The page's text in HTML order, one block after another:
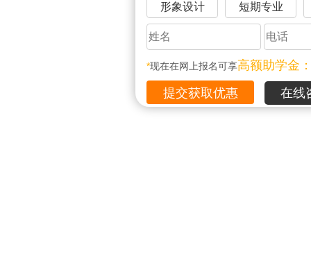
形象设计 短期专业
*现在在网上报名可享高额助学金
在线